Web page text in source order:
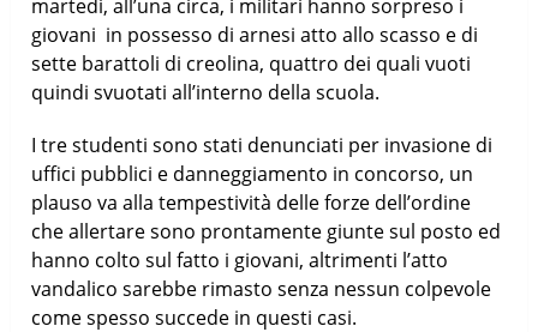
martedì, all’una circa, i militari hanno sorpreso i
giovani in possesso di arnesi atto allo scasso e di
sette barattoli di creolina, quattro dei quali vuoti
quindi svuotati all’interno della scuola.
I tre studenti sono stati denunciati per invasione di
uffici pubblici e danneggiamento in concorso, un
plauso va alla tempestività delle forze dell’ordine
che allertare sono prontamente giunte sul posto ed
hanno colto sul fatto i giovani, altrimenti l’atto
vandalico sarebbe rimasto senza nessun colpevole
come spesso succede in questi casi.